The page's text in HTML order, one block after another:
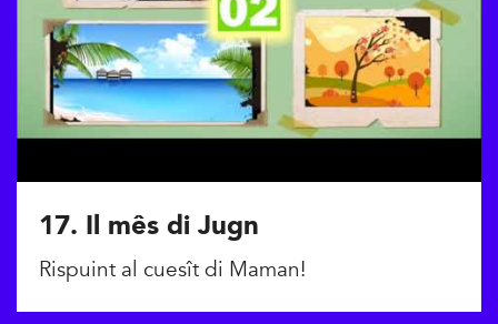
17. Il mês di Jugn
Rispuint al cuesît di Maman!